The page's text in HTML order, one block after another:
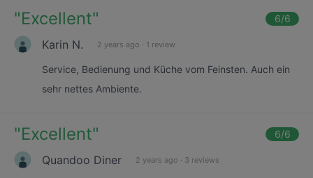
"Excellent" 6/6
Karin N. 2 years ago · 1 review
Service, Bedienung und Küche vom Feinsten. Auch ein
sehr nettes Ambiente.
"Excellent" 6/6
Quandoo Diner 2 years ago · 3 reviews